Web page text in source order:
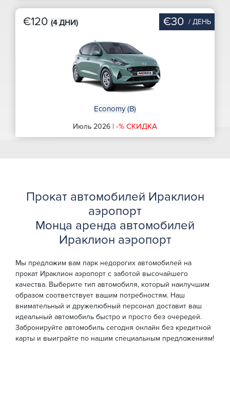
€120 (4 ДНИ) €30 / ДЕНЬ
Economy (B)
Июль 2026 | -% СКИДКА
Прокат автомобилей Ираклион
аэропорт
Монца аренда автомобилей
Ираклион аэропорт
Мы предложим вам парк недорогих автомобилей на
прокат Ираклион аэропорт с заботой высочайшего
качества. Выберите тип автомобиля, который наилучшим
образом соответствует вашим потребностям. Наш
внимательный и дружелюбный персонал доставит ваш
идеальный автомобиль быстро и просто без очередей.
Забронируйте автомобиль сегодня онлайн без кредитной
карты и выиграйте по нашим специальным предложениям!